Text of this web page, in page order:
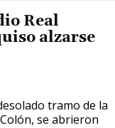
Real
alzarse
tramo de la
se abrieron